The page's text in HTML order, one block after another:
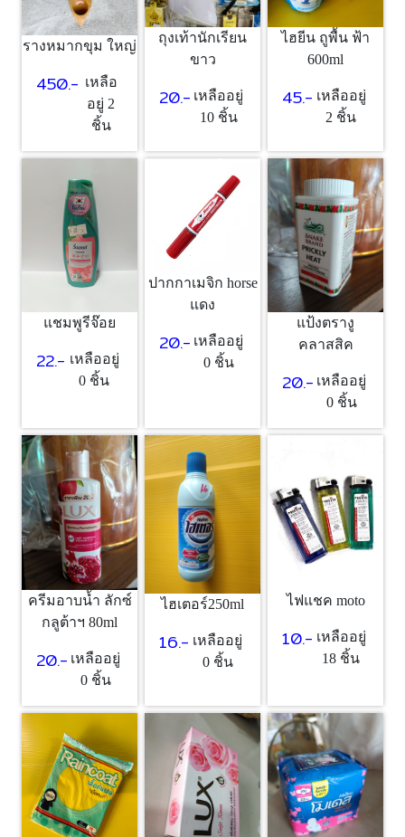
รางหมากขุม ใหญ่
450.- เหลือ
อยู่ 2
ชิ้น
ถุงเท้านักเรียน
ขาว
20.- เหลืออยู่
10 ชิ้น
ไฮยีน ถูพื้น ฟ้า
600ml
45.- เหลืออยู่
2 ชิ้น
แชมพูรีจ๊อย
22.- เหลืออยู่
0 ชิ้น
ปากกาเมจิก horse
แดง
20.- เหลืออยู่
0 ชิ้น
แป้งตรางู
คลาสสิค
20.- เหลืออยู่
0 ชิ้น
ครีมอาบน้ำ ลักซ์
กลูต้าฯ 80ml
20.- เหลืออยู่
0 ชิ้น
ไฮเตอร์250ml
16.- เหลืออยู่
0 ชิ้น
ไฟแชค moto
10.- เหลืออยู่
18 ชิ้น